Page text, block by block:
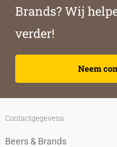
Brands? Wij
verder!
Neem
Contactgegevens
Beers & Brands